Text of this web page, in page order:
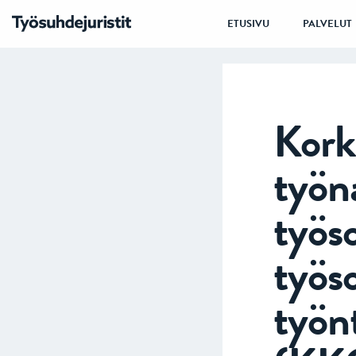
ETUSIVU PALVELUT